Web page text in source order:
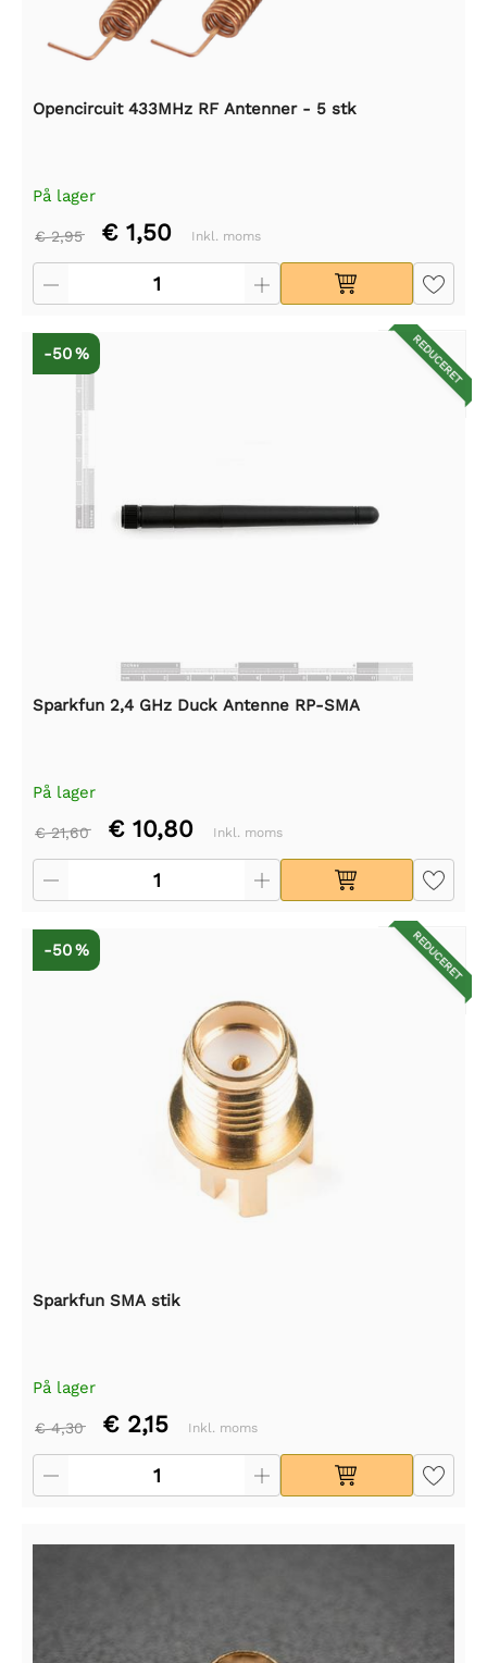
Opencircuit 433MHz RF Antenner - 5 stk
På lager
€ 2,95 € 1,50 Inkl. moms
REDUCERET
-50 %
Sparkfun 2,4 GHz Duck Antenne RP-SMA
På lager
€ 21,60 € 10,80 Inkl. moms
REDUCERET
-50 %
Sparkfun SMA stik
På lager
€ 4,30 € 2,15 Inkl. moms